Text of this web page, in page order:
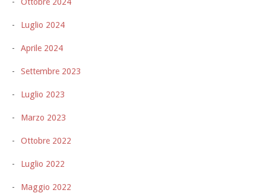
Luglio 2024
Aprile 2024
Settembre 2023
Luglio 2023
Marzo 2023
Ottobre 2022
Luglio 2022
Maggio 2022